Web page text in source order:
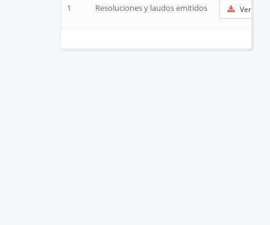
1 Resoluciones y laudos emitidos Ver